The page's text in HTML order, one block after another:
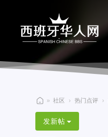
西
班
» 社区 › 热门点评 ›
发新帖